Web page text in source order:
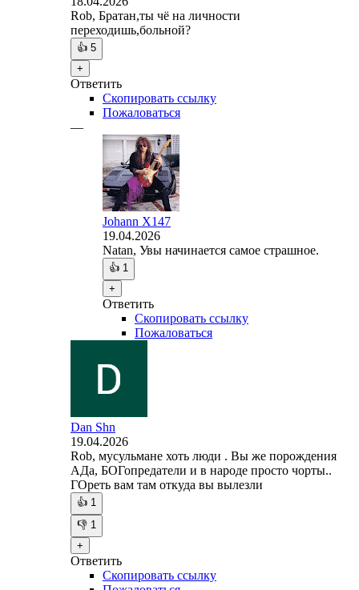
Rob, Братан,ты чё на личности
переходишь,больной?
👍 5
+
Ответить
Скопировать ссылку
Пожаловаться
—
Johann X147
19.04.2026
Natan, Увы начинается самое страшное.
👍 1
+
Ответить
Скопировать ссылку
Пожаловаться
Dan Shn
19.04.2026
Rob, мусульмане хоть люди . Вы же порождения
АДа, БОГопредатели и в народе просто чорты..
ГОреть вам там откуда вы вылезли
👍 1
👎 1
+
Ответить
Скопировать ссылку